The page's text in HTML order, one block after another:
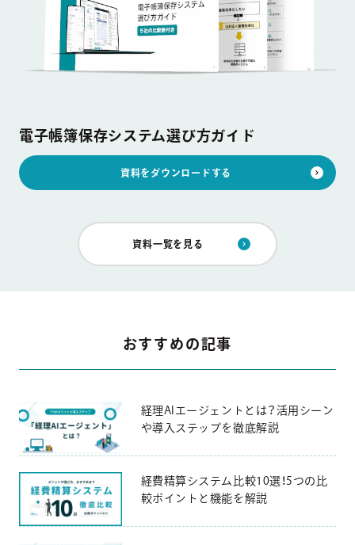
電子帳簿保存システム選び方ガイド
資料をダウンロードする
資料一覧を見る
おすすめの記事
経理AIエージェントとは？活用シーン
や導入ステップを徹底解説
経費精算システム比較10選！5つの比
較ポイントと機能を解説